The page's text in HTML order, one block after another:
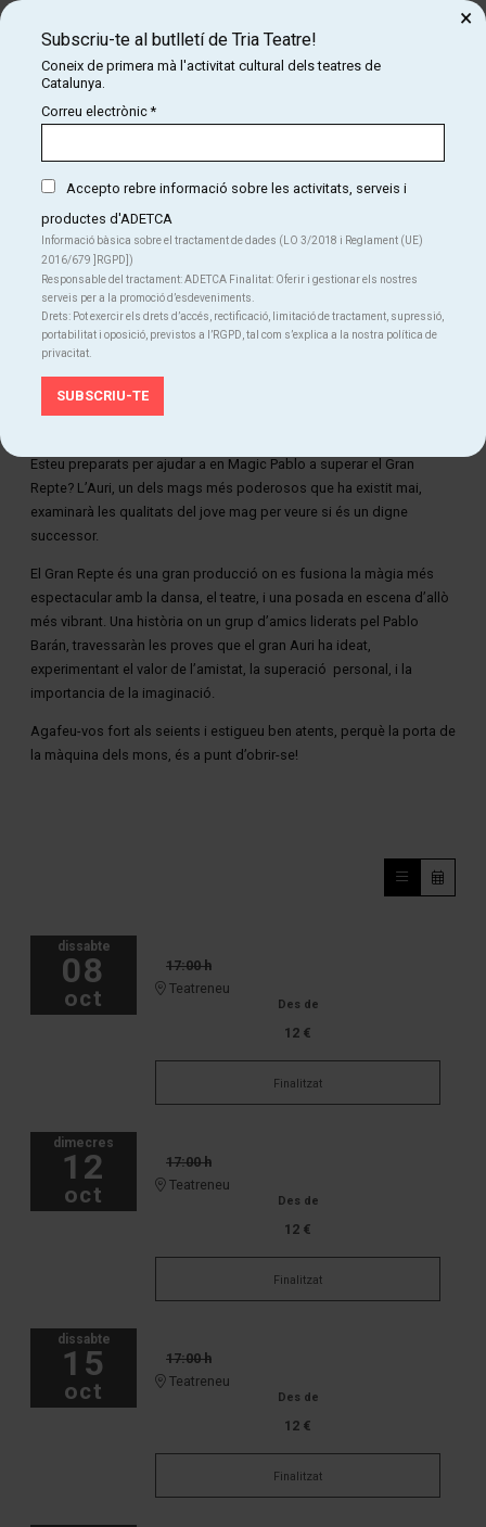
Esteu preparats per ajudar a en Magic Pablo a superar el Gran
Repte? L’Auri, un dels mags més poderosos que ha existit mai,
examinarà les qualitats del jove mag per veure si és un digne
successor.
El Gran Repte és una gran producció on es fusiona la màgia més
espectacular amb la dansa, el teatre, i una posada en escena d’allò
més vibrant. Una història on un grup d’amics liderats pel Pablo
Barán, travessaràn les proves que el gran Auri ha ideat,
experimentant el valor de l’amistat, la superació personal, i la
importancia de la imaginació.
Agafeu-vos fort als seients i estigueu ben atents, perquè la porta de
la màquina dels mons, és a punt d’obrir-se!
dissabte
08
oct
17:00 h
Teatreneu
Des de
12 €
Finalitzat
dimecres
12
oct
17:00 h
Teatreneu
Des de
12 €
Finalitzat
dissabte
15
oct
17:00 h
Teatreneu
Des de
12 €
Finalitzat
Subscriu-te al butlletí de Tria Teatre!
Coneix de primera mà l'activitat cultural dels teatres de
Catalunya.
Correu electrònic*
Accepto rebre informació sobre les activitats, serveis i
productes d'ADETCA
Informació bàsica sobre el tractament de dades (LO 3/2018 i Reglament (UE)
2016/679 ]RGPD])
Responsable del tractament: ADETCA Finalitat: Oferir i gestionar els nostres
serveis per a la promoció d’esdeveniments.
Drets: Pot exercir els drets d’accés, rectificació, limitació de tractament, supressió,
portabilitat i oposició, previstos a l’RGPD, tal com s’explica a la nostra política de
privacitat.
×